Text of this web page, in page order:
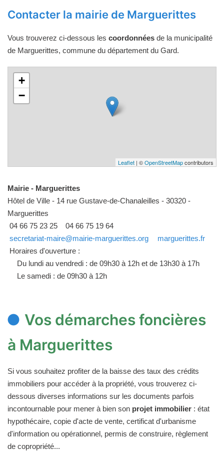
Contacter la mairie de Marguerittes
Vous trouverez ci-dessous les coordonnées de la municipalité
de Marguerittes, commune du département du Gard.
+
−
Leaflet | ©OpenStreetMapcontributors
Mairie - Marguerittes
Hôtel de Ville - 14 rue Gustave-de-Chanaleilles - 30320 -
Marguerittes
04 66 75 23 25
04 66 75 19 64
secretariat-maire@mairie-marguerittes.org
marguerittes.fr
Horaires d'ouverture :
Du lundi au vendredi : de 09h30 à 12h et de 13h30 à 17h
Le samedi : de 09h30 à 12h
Vos démarches foncières
à Marguerittes
Si vous souhaitez profiter de la baisse des taux des crédits
immobiliers pour accéder à la propriété, vous trouverez ci-
dessous diverses informations sur les documents parfois
incontournable pour mener à bien son projet immobilier : état
hypothécaire, copie d'acte de vente, certificat d'urbanisme
d'information ou opérationnel, permis de construire, règlement
de copropriété...